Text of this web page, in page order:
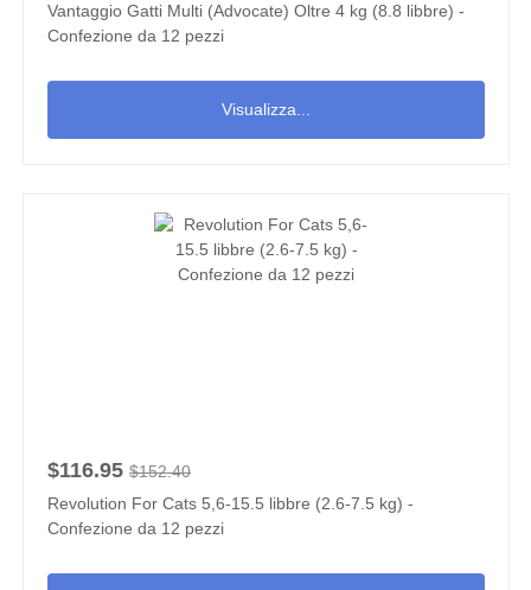
Vantaggio Gatti Multi (Advocate) Oltre 4 kg (8.8 libbre) -
Confezione da 12 pezzi
Visualizza...
$116.95 $152.40
Revolution For Cats 5,6-15.5 libbre (2.6-7.5 kg) -
Confezione da 12 pezzi